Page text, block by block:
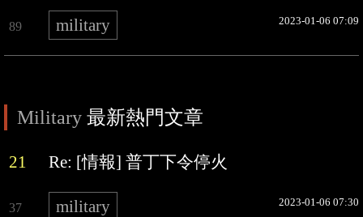
89 military 2023-01-06 07:09
Military 最新熱門文章
21 Re: [情報] 普丁下令停火
37 military 2023-01-06 07:30